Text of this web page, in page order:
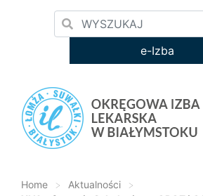
e-Izba
Home > Aktualności
>